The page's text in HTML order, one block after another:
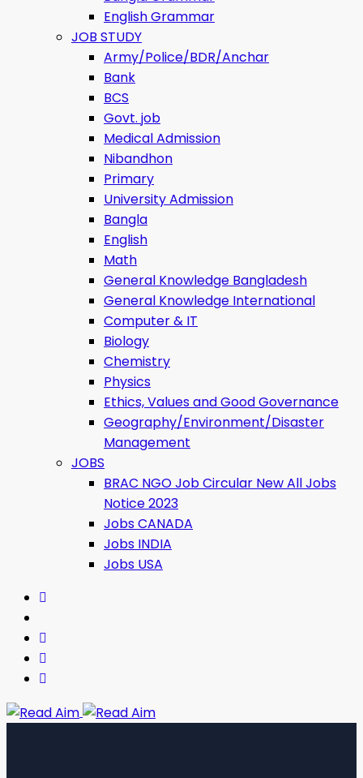
English Grammar
JOB STUDY
Army/Police/BDR/Anchar
Bank
BCS
Govt. job
Medical Admission
Nibandhon
Primary
University Admission
Bangla
English
Math
General Knowledge Bangladesh
General Knowledge International
Computer & IT
Biology
Chemistry
Physics
Ethics, Values ​​and Good Governance
Geography/Environment/Disaster
Management
JOBS
BRAC NGO Job Circular New All Jobs
Notice 2023
Jobs CANADA
Jobs INDIA
Jobs USA
Read Aim